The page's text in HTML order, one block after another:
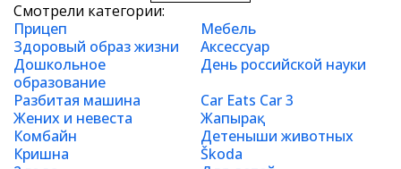
Смотрели категории:
Прицеп
Мебель
Здоровый образ жизни
Аксессуар
Дошкольное
образование
День российской науки
Разбитая машина
Car Eats Car 3
Жених и невеста
Жапырақ
Комбайн
Детеныши животных
Кришна
Škoda